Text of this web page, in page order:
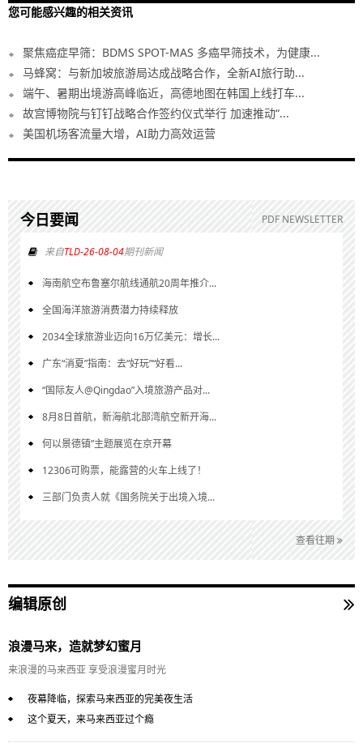
您可能感兴趣的相关资讯
聚焦癌症早筛：BDMS SPOT-MAS 多癌早筛技术，为健康...
马蜂窝：与新加坡旅游局达成战略合作，全新AI旅行助...
端午、暑期出境游高峰临近，高德地图在韩国上线打车...
故宫博物院与钉钉战略合作签约仪式举行 加速推动“...
美国机场客流量大增，AI助力高效运营
今日要闻 PDF NEWSLETTER
来自TLD-26-08-04期刊新闻
海南航空布鲁塞尔航线通航20周年推介...
全国海洋旅游消费潜力持续释放
2034全球旅游业迈向16万亿美元：增长...
广东“消夏”指南：去“好玩”“好看...
“国际友人@Qingdao”入境旅游产品对...
8月8日首航，新海航北部湾航空新开海...
何以景德镇”主题展览在京开幕
12306可购票，能露营的火车上线了！
三部门负责人就《国务院关于出境入境...
查看往期
编辑原创
浪漫马来，造就梦幻蜜月
来浪漫的马来西亚 享受浪漫蜜月时光
夜幕降临，探索马来西亚的完美夜生活
这个夏天，来马来西亚过个瘾